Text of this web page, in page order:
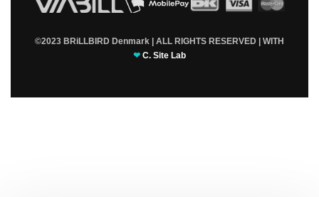
©2023 BRiLLBIRD Denmark | ALL RIGHTS RESERVED | WITH
❤ C. Site Lab